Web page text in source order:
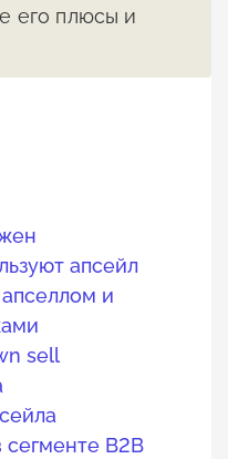
его плюсы и
апсейл
и
sell
B2B